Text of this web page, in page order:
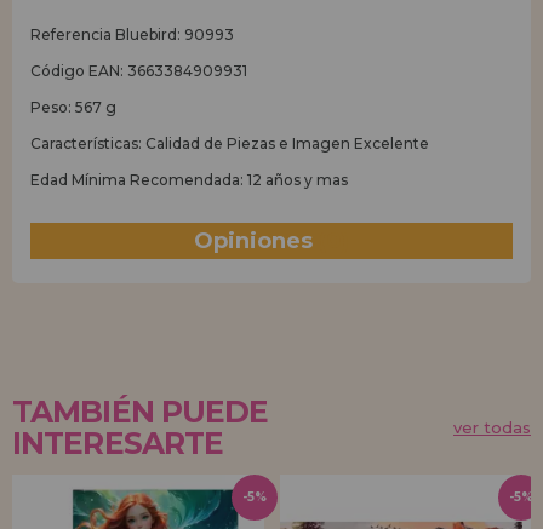
Referencia Bluebird: 90993
Código EAN: 3663384909931
Peso: 567 g
Características: Calidad de Piezas e Imagen Excelente
Edad Mínima Recomendada: 12 años y mas
Opiniones
TAMBIÉN PUEDE
INTERESARTE
ver todas
-5% -5%